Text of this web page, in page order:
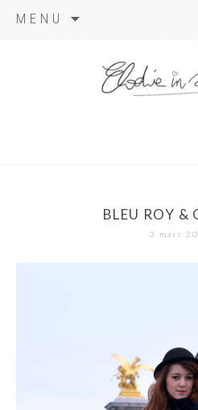
MENU
BLEU ROY &
3 mars